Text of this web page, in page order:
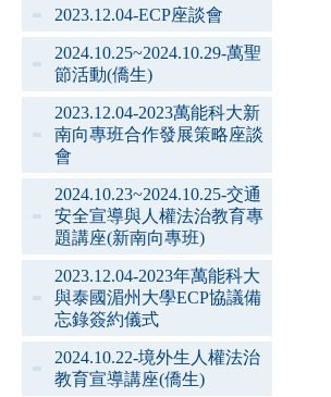
2023.12.04-ECP座談會
2024.10.25~2024.10.29-萬聖
節活動(僑生)
2023.12.04-2023萬能科大新
南向專班合作發展策略座談
會
2024.10.23~2024.10.25-交通
安全宣導與人權法治教育專
題講座(新南向專班)
2023.12.04-2023年萬能科大
與泰國湄州大學ECP協議備
忘錄簽約儀式
2024.10.22-境外生人權法治
教育宣導講座(僑生)